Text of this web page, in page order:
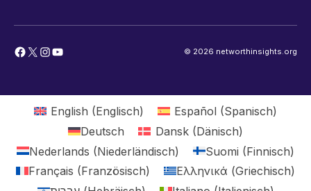
Facebook
X Instagram
YouTube © 2026 networthinsights.org
English (Englisch) Español (Spanisch)
Deutsch
Dansk(Dänisch)
Nederlands (Niederländisch) Suomi (Finnisch)
Français (Französisch) Ελληνικά (Griechisch)